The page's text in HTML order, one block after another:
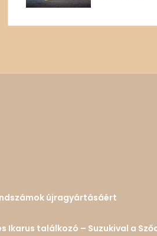
újragyártásáért
Ikarus találkozó – Suzukival a